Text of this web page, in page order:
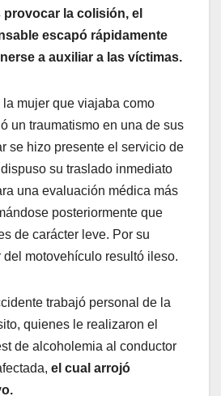
la colisión, el
escapó rápidamente
a auxiliar a las víctimas.
mujer que viajaba como
un traumatismo en una de sus
se hizo presente el servicio de
su traslado inmediato
una evaluación médica más
posteriormente que
de carácter leve. Por su
del motovehículo resultó ileso.
trabajó personal de la
quienes le realizaron el
de alcoholemia al conductor
el cual arrojó